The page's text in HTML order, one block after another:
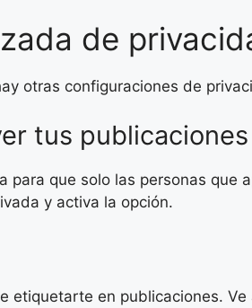
de
otras configuraciones de
tus publicaciones
para que solo las personas
y activa la opción.
etiquetarte en publicaciones.